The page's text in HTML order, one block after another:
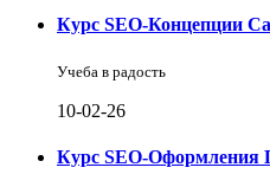
Курс SEO-Концепции
Учеба в радость
10-02-26
Курс SEO-Оформления